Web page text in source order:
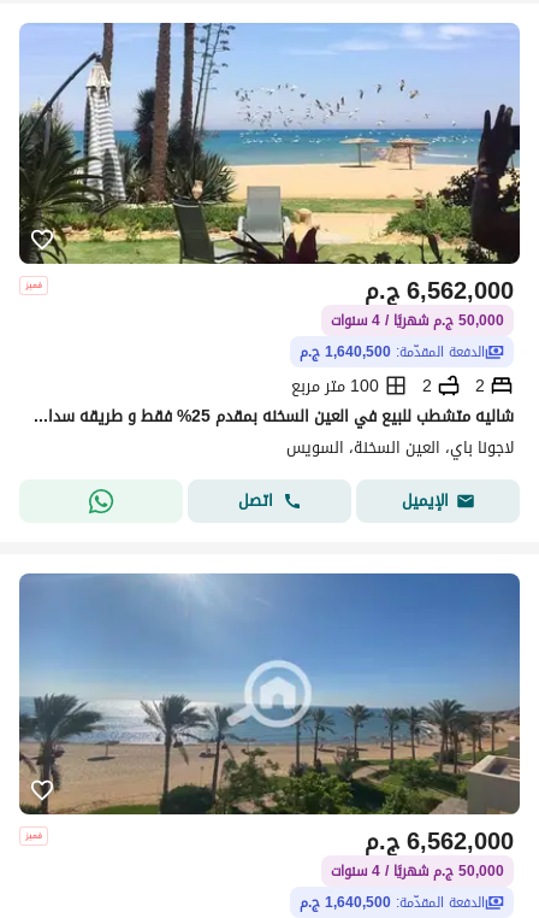
ج.م6,562,000
50,000 ج.م شهريًا / 4 سنوات
الدفعة المقدّمة: 1,640,500 ج.م
2
2
100 متر مربع
شاليه متشطب للبيع في العين السخنه بمقدم 25% فقط و طريقه سداد مريحه
لاجونا باي، العين السخنة، السويس
الإيميل
اتصل
ج.م6,562,000
50,000 ج.م شهريًا / 4 سنوات
الدفعة المقدّمة: 1,640,500 ج.م